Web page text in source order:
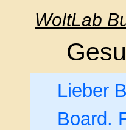
WoltLab
Lieber
Board.